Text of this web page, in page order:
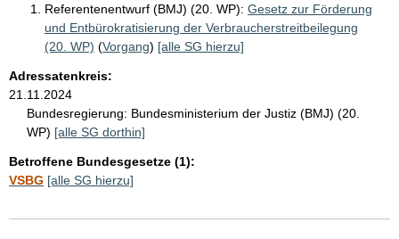
Referentenentwurf (BMJ) (20. WP): Gesetz zur Förderung
und Entbürokratisierung der Verbraucherstreitbeilegung
(20. WP) (Vorgang) [alle SG hierzu]
Adressatenkreis:
21.11.2024
Bundesregierung: Bundesministerium der Justiz (BMJ) (20.
WP) [alle SG dorthin]
Betroffene Bundesgesetze (1):
VSBG [alle SG hierzu]